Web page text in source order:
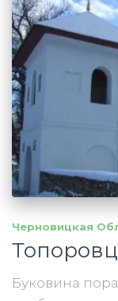
Черновицкая
Буковина